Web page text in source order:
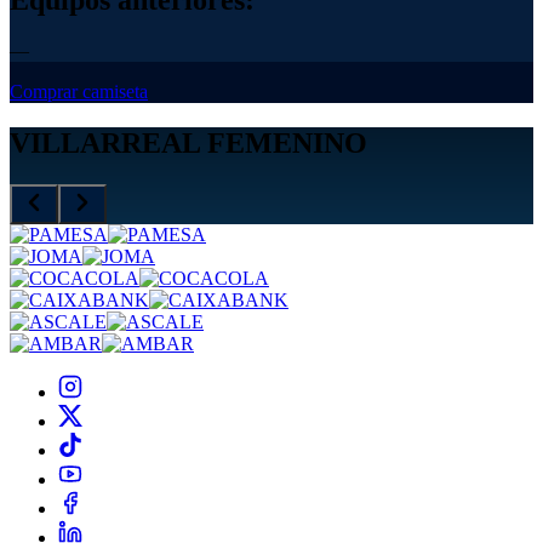
—
Comprar camiseta
VILLARREAL FEMENINO